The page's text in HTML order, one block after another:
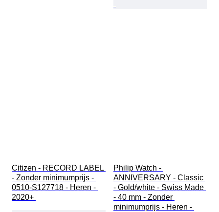
Citizen - RECORD LABEL
- Zonder minimumprijs -
0510-S127718 - Heren -
2020+
Philip Watch -
ANNIVERSARY - Classic
- Gold/white - Swiss Made
- 40 mm - Zonder
minimumprijs - Heren -